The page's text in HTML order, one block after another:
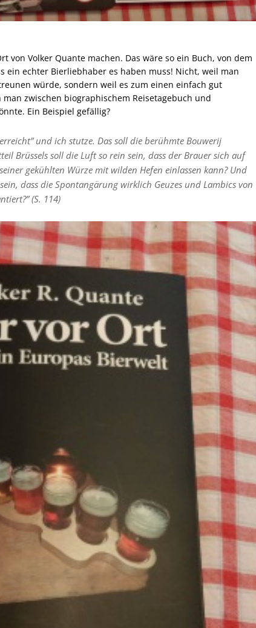
von Volker Quante machen. Das wäre so ein Buch, von dem
ein echter Bierliebhaber es haben muss! Nicht, weil man
würde, sondern weil es zum einen einfach gut
zwischen biographischem Reisetagebuch und
Ein Beispiel gefällig?
und ich stutze. Das soll die berühmte Bouwerij
Brüssels soll die Luft so rein sein, dass der Brauer sich auf
gekühlten Würze mit wilden Hefen einlassen kann? Und
dass die Spontangärung wirklich Geuzes und Lambics von
(S. 114)